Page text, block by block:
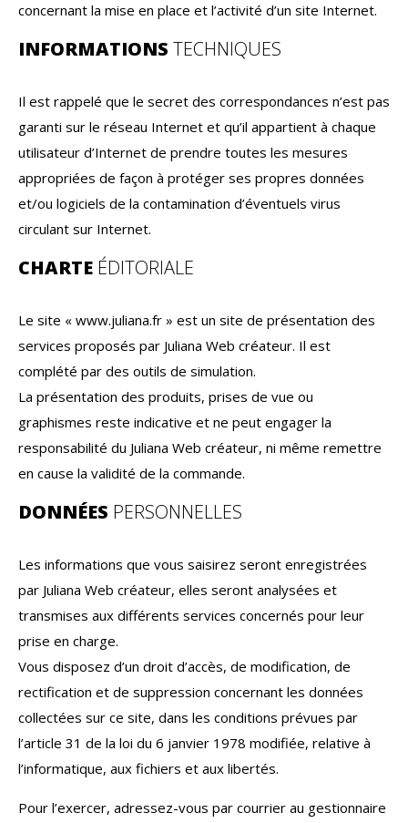
concernant la mise en place et l’activité d’un site Internet.
INFORMATIONS TECHNIQUES
Il est rappelé que le secret des correspondances n’est pas
garanti sur le réseau Internet et qu’il appartient à chaque
utilisateur d’Internet de prendre toutes les mesures
appropriées de façon à protéger ses propres données
et/ou logiciels de la contamination d’éventuels virus
circulant sur Internet.
CHARTE ÉDITORIALE
Le site « www.juliana.fr » est un site de présentation des
services proposés par Juliana Web créateur. Il est
complété par des outils de simulation.
La présentation des produits, prises de vue ou
graphismes reste indicative et ne peut engager la
responsabilité du Juliana Web créateur, ni même remettre
en cause la validité de la commande.
DONNÉES PERSONNELLES
Les informations que vous saisirez seront enregistrées
par Juliana Web créateur, elles seront analysées et
transmises aux différents services concernés pour leur
prise en charge.
Vous disposez d’un droit d’accès, de modification, de
rectification et de suppression concernant les données
collectées sur ce site, dans les conditions prévues par
l’article 31 de la loi du 6 janvier 1978 modifiée, relative à
l’informatique, aux fichiers et aux libertés.
Pour l’exercer, adressez-vous par courrier au gestionnaire